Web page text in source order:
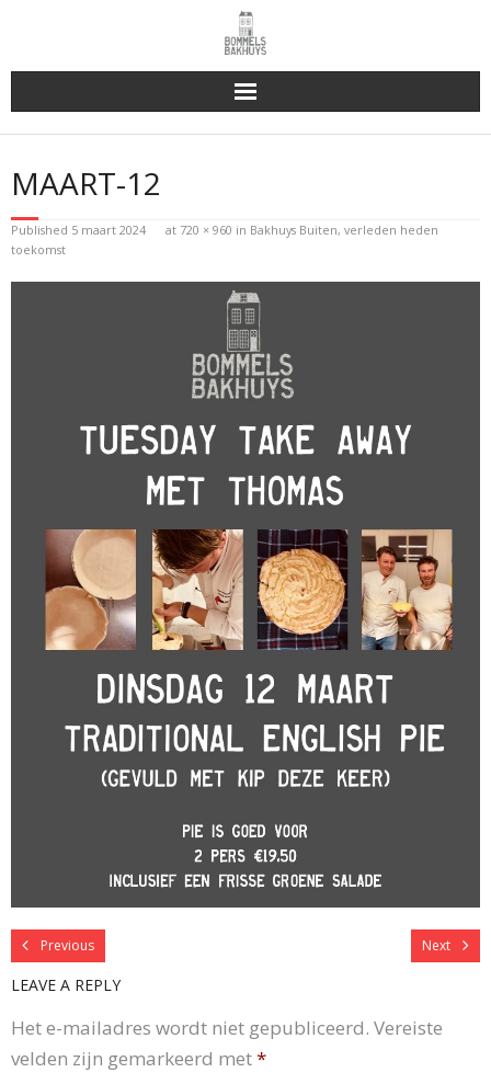
Bakhuys Buiten, verleden heden toekomst
Reserveren & Bestellen
Bommels Buiten
MAART-12
Published 5 maart 2024 at 720 × 960 in Bakhuys Buiten, verleden heden
toekomst
Previous Next
LEAVE A REPLY
Het e-mailadres wordt niet gepubliceerd. Vereiste
velden zijn gemarkeerd met*